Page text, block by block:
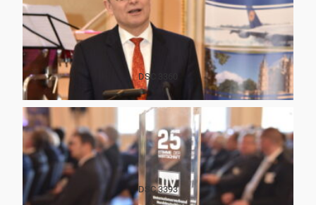
DSC 3360
DSC 3393